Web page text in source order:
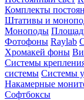
Комплекты
Штативы и
Моноподы
Фотофоны Raylab
Хромакей фоны
Системы
системы Системы
Накамерные
Софтбоксы